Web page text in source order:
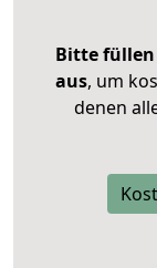
Bitte füllen
aus, um
denen